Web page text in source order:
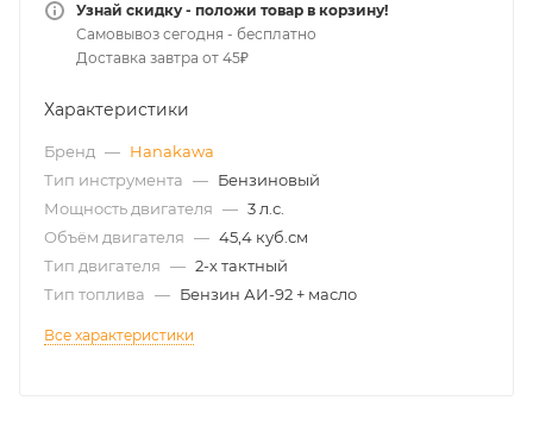
Узнай скидку - положи товар в корзину!
Самовывоз сегодня - бесплатно
Доставка завтра от 45₽
Характеристики
Бренд — Hanakawa
Тип инструмента — Бензиновый
Мощность двигателя — 3 л.с.
Объём двигателя — 45,4 куб.см
Тип двигателя — 2-х тактный
Тип топлива — Бензин АИ-92 + масло
Все характеристики